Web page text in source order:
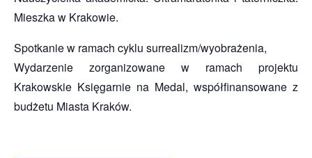
Mieszka w Krakowie.
Spotkanie w ramach cyklu surrealizm/wyobrażenia,
Wydarzenie zorganizowane w ramach projektu
Krakowskie Księgarnie na Medal, współfinansowane z
budżetu Miasta Kraków.